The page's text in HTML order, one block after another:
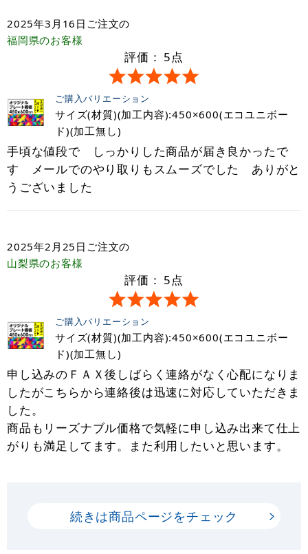
2025年3月16日 ご注文の
福岡県のお客様
評価： 5点
ご購入バリエーション
サイズ(材質)(加工内容):450×600(エコユニボー
ド)(加工無し)
手頃な値段で しっかりした商品が届き良かったで
す メールでのやり取りもスムーズでした ありがと
うございました
2025年2月25日 ご注文の
山梨県のお客様
評価： 5点
ご購入バリエーション
サイズ(材質)(加工内容):450×600(エコユニボー
ド)(加工無し)
申し込みのＦＡＸ後しばらく連絡がなく心配になりま
したがこちらから連絡後は迅速に対応していただきま
した。
商品もリーズナブル価格で気軽に申し込み出来て仕上
がりも満足してます。また利用したいと思います。
続きは商品ページをチェック